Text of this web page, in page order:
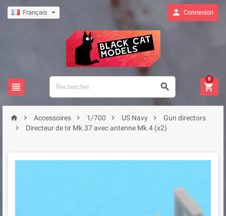
Français  Connexion
  
0
  Accessoires  1/700  US Navy 
Gun directors

Directeur de tir Mk.37 avec antenne Mk.4 (x2)